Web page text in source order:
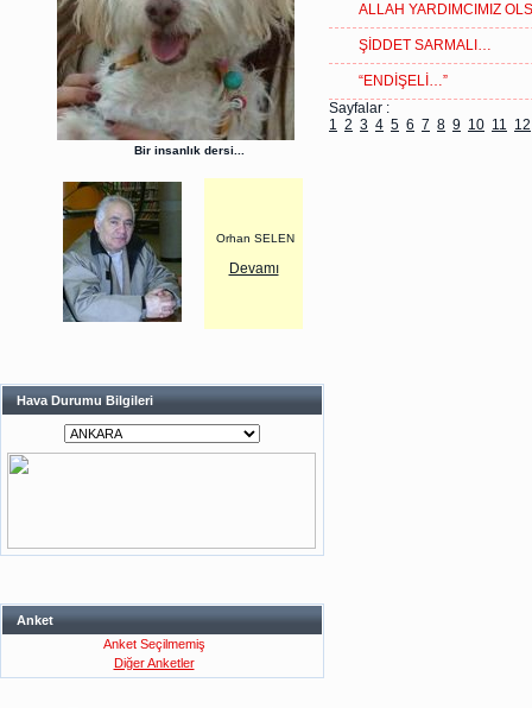
Bir insanlık dersi...
Orhan SELEN
Devamı
Hava Durumu Bilgileri
Anket
Anket Seçilmemiş
Diğer Anketler
ALLAH YARDIMCIMIZ
ŞİDDET SARMALI…
“ENDİŞELİ…”
Sayfalar :
1 2 3 4 5 6 7 8 9 10 11 12